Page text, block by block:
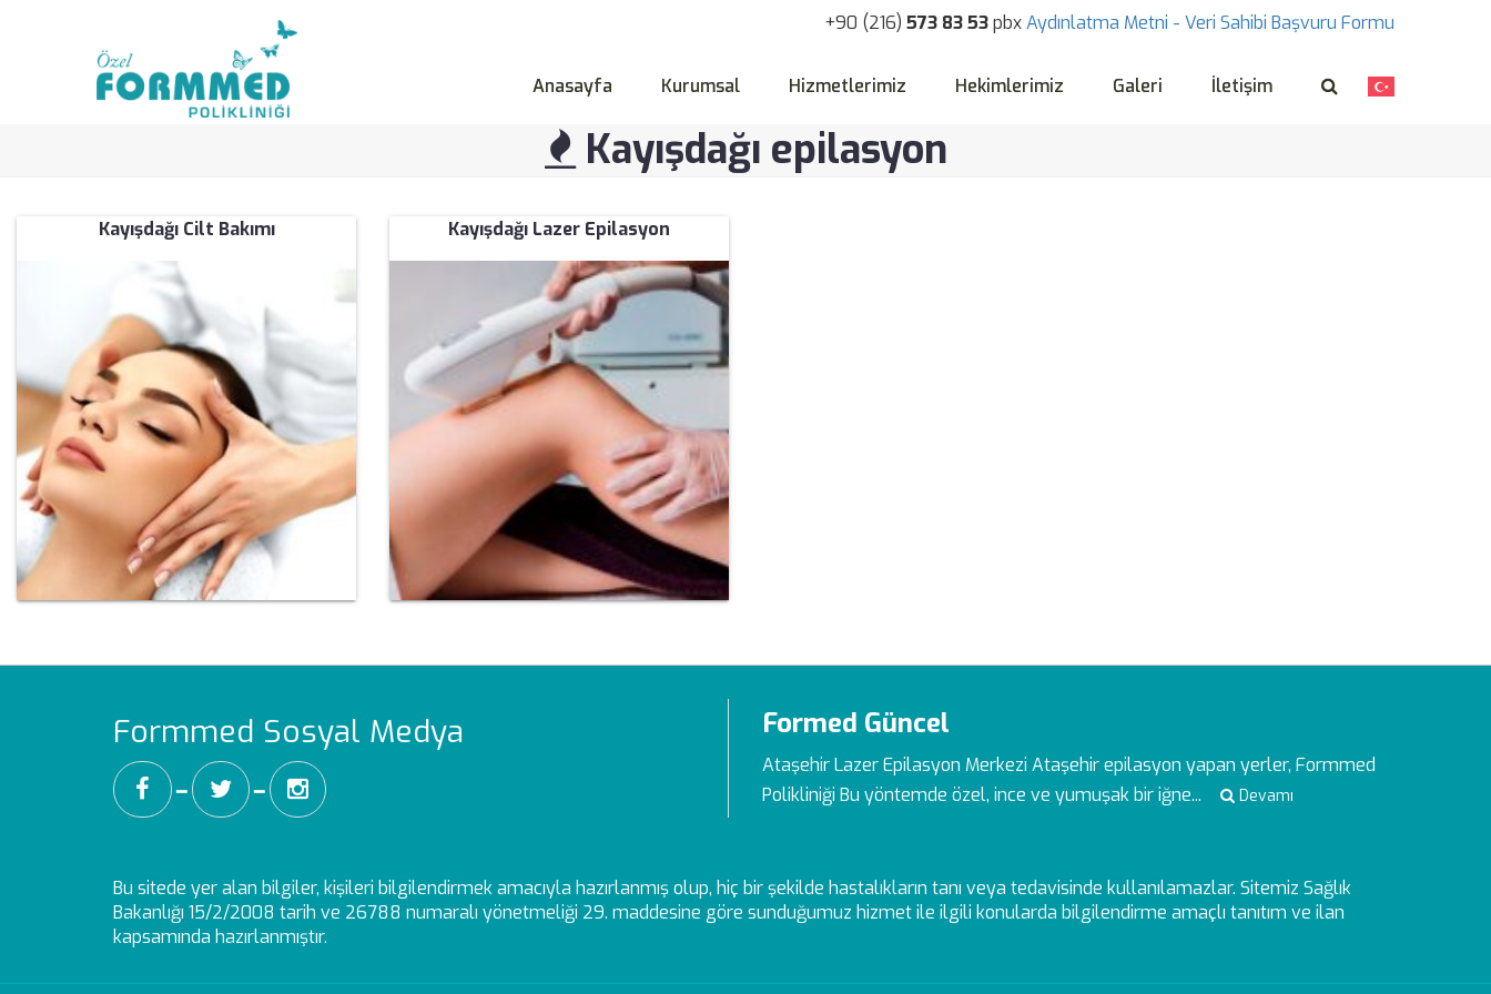
+90 (216) 573 83 53pbxAydınlatma Metni - Veri Sahibi Başvuru Formu
Anasayfa Kurumsal Hizmetlerimiz Hekimlerimiz Galeri İletişim
Kayışdağı epilasyon
Kayışdağı Cilt Bakımı Kayışdağı Lazer Epilasyon
Formmed Sosyal Medya
━ ━
Formed Güncel
Ataşehir Lazer Epilasyon Merkezi Ataşehir epilasyon yapan yerler, Formmed
Polikliniği Bu yöntemde özel, ince ve yumuşak bir iğne...
Devamı
Bu sitede yer alan bilgiler, kişileri bilgilendirmek amacıyla hazırlanmış olup, hiç bir şekilde hastalıkların tanı veya tedavisinde kullanılamazlar. Sitemiz Sağlık
Bakanlığı 15/2/2008 tarih ve 26788 numaralı yönetmeliği 29. maddesine göre sunduğumuz hizmet ile ilgili konularda bilgilendirme amaçlı tanıtım ve ilan
kapsamında hazırlanmıştır.